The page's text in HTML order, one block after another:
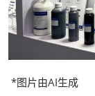
*图片由AI生成